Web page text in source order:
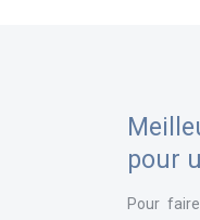
pour
Pour